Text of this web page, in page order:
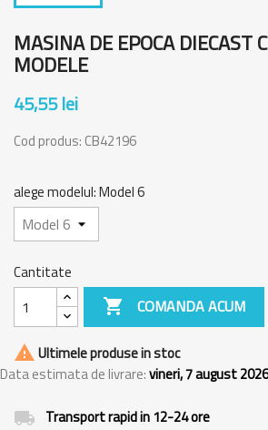
MASINA DE EPOCA DIECAST
MODELE
45,55 lei
Cod produs: CB42196
alege modelul: Model 6
Cantitate
 COMANDA ACUM
 Ultimele produse in stoc
Data estimata de livrare:vineri, 7 august 2026
local_shipping Transport rapid in 12-24 ore